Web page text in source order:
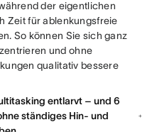
der eigentlichen
Zeit für ablenkungsfreie
So können Sie sich ganz
und ohne
qualitativ bessere
entlarvt – und 6
ständiges Hin- und